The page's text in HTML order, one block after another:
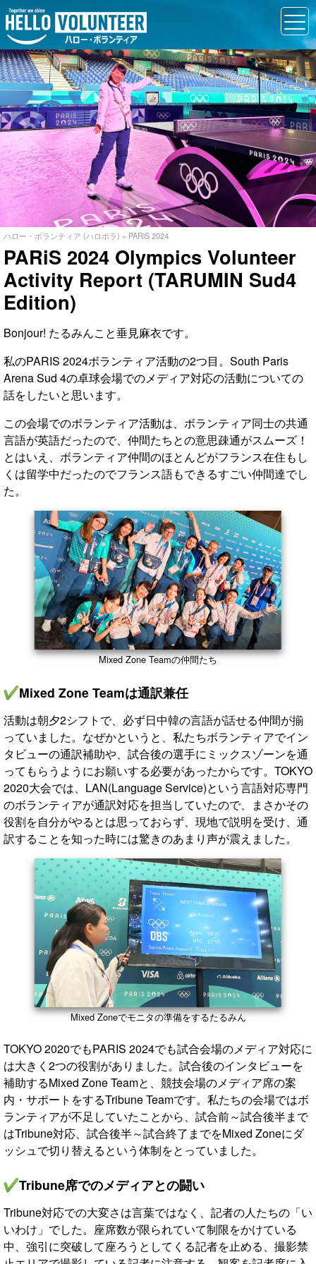
ハロー・ボランティア (ハロボラ) » PARiS 2024
PARiS 2024 Olympics Volunteer
Activity Report (TARUMIN Sud4
Edition)
Bonjour! たるみんこと垂見麻衣です。
私のPARIS 2024ボランティア活動の2つ目。South Paris
Arena Sud 4の卓球会場でのメディア対応の活動についての
話をしたいと思います。
この会場でのボランティア活動は、ボランティア同士の共通
言語が英語だったので、仲間たちとの意思疎通がスムーズ！
とはいえ、ボランティア仲間のほとんどがフランス在住もし
くは留学中だったのでフランス語もできるすごい仲間達でし
た。
Mixed Zone Teamの仲間たち
Mixed Zone Teamは通訳兼任
活動は朝夕2シフトで、必ず日中韓の言語が話せる仲間が揃
っていました。なぜかというと、私たちボランティアでイン
タビューの通訳補助や、試合後の選手にミックスゾーンを通
ってもらうようにお願いする必要があったからです。TOKYO
2020大会では、LAN(Language Service)という言語対応専門
のボランティアが通訳対応を担当していたので、まさかその
役割を自分がやるとは思っておらず、現地で説明を受け、通
訳することを知った時には驚きのあまり声が震えました。
Mixed Zoneでモニタの準備をするたるみん
TOKYO 2020でもPARIS 2024でも試合会場のメディア対応に
は大きく2つの役割がありました。試合後のインタビューを
補助するMixed Zone Teamと、競技会場のメディア席の案
内・サポートをするTribune Teamです。私たちの会場ではボ
ランティアが不足していたことから、試合前～試合後半まで
はTribune対応、試合後半～試合終了までをMixed Zoneにダ
ッシュで切り替えるという体制をとっていました。
Tribune席でのメディアとの闘い
Tribune対応での大変さは言葉ではなく、記者の人たちの「い
いわけ」でした。座席数が限られていて制限をかけている
中、強引に突破して座ろうとしてくる記者を止める、撮影禁